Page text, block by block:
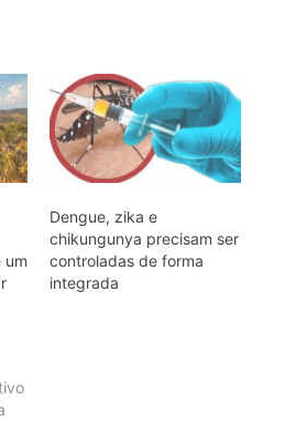
um
Dengue, zika e
chikungunya precisam ser
controladas de forma
integrada